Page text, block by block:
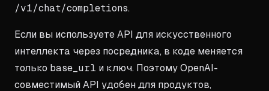
/v1/chat/completions.
Если вы используете API для искусственного
интеллекта через посредника, в коде меняется
только base_url и ключ. Поэтому OpenAI-
совместимый API удобен для продуктов,